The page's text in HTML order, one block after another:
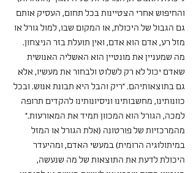
והחיפוש אחרי הצטיינות בכל תחום, העסיק אותם
גם הגבול של היכולת, או המקום שבו, למול גורל או
מזל רע, אדם הוא אדם, ואין תועלת בזר הניצחון.
מה שמעניין את מונטיין הוא האשליה האנושית
שאדם יכול לא רק לשלוט ולבחור את מעשיו, אלא
גם בתוצאותיהם. ״ריק והבל היא תבונת אנוש. ובכל
כוונותינו, מחשבותינו וניסיונותינו להקדים תרופה
למכה, הגורל הוא המכוון תמיד את המאורעות.״
מהמרכזיות של פורטונה (אלת הגורל או המזל
במיתולוגיה הרומית) במעשי האדם, ומהיעדר
היכולת לדעת את התוצאות של מה שנעשה,